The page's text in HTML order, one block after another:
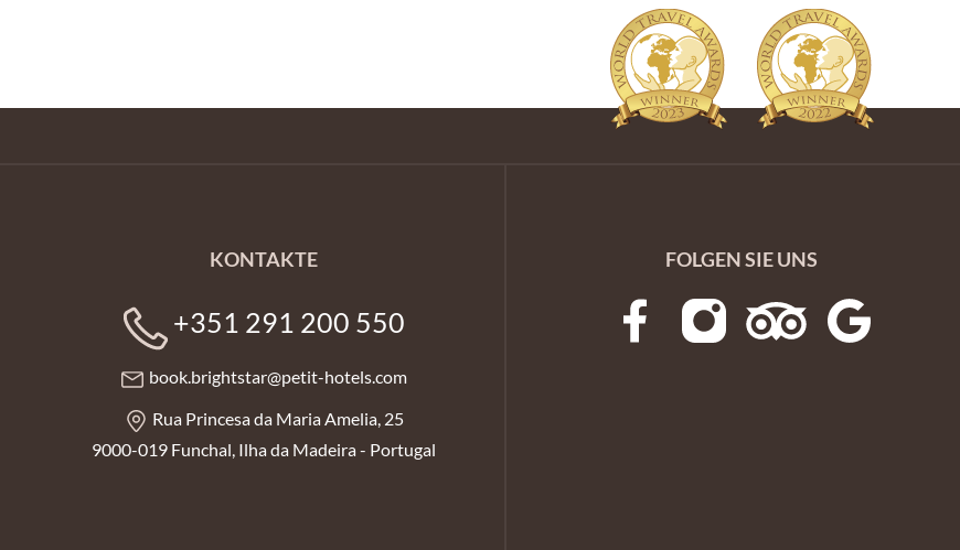
KONTAKTE
+351 291 200 550
book.brightstar@petit-hotels.com
Rua Princesa da Maria Amelia, 25
9000-019 Funchal, Ilha da Madeira - Portugal
FOLGEN SIE UNS